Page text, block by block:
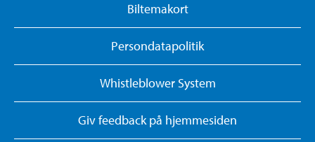
Biltemakort
Persondatapolitik
Whistleblower System
Giv feedback på hjemmesiden